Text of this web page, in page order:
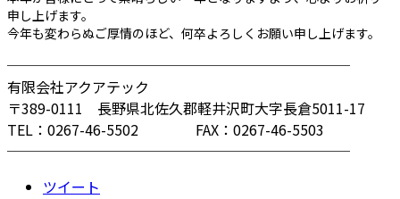
申し上げます。
今年も変わらぬご厚情のほど、何卒よろしくお願い申し上げます。
────────────────────────
有限会社アクアテック
〒389-0111 長野県北佐久郡軽井沢町大字長倉5011-17
TEL：0267-46-5502 FAX：0267-46-5503
────────────────────────
ツイート